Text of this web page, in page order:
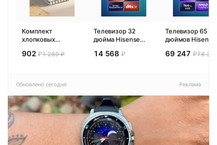
Комплект
хлопковых
полотенец 4 шт,
902₽1 289 ₽
Телевизор 32
дюйма Hisense
Смарт ТВ HD
14 568 ₽
Телевизор 65
дюймов Hisense
(2026) Смарт ТВ
69 247 ₽78
Обновлено сегодня Реклама